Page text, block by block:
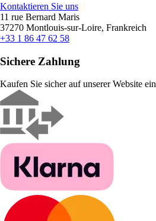
Kontaktieren Sie uns
11 rue Bernard Maris
37270 Montlouis-sur-Loire, Frankreich
+33 1 86 47 62 58
Sichere Zahlung
Kaufen Sie sicher auf unserer Website ein